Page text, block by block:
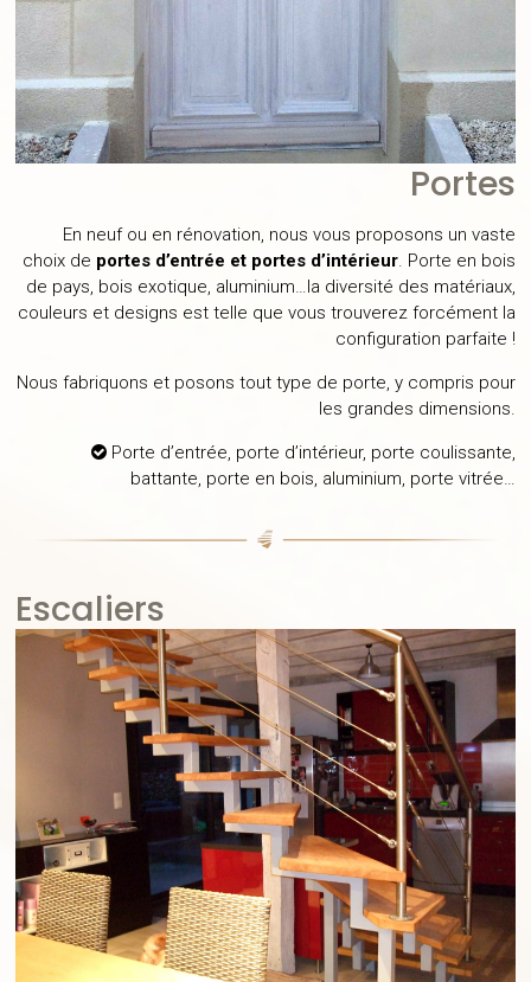
Portes
En neuf ou en rénovation, nous vous proposons un vaste
choix de portes d’entrée et portes d’intérieur. Porte en bois
de pays, bois exotique, aluminium…la diversité des matériaux,
couleurs et designs est telle que vous trouverez forcément la
configuration parfaite !
Nous fabriquons et posons tout type de porte, y compris pour
les grandes dimensions.
Porte d’entrée, porte d’intérieur, porte coulissante,
battante, porte en bois, aluminium, porte vitrée…
Escaliers